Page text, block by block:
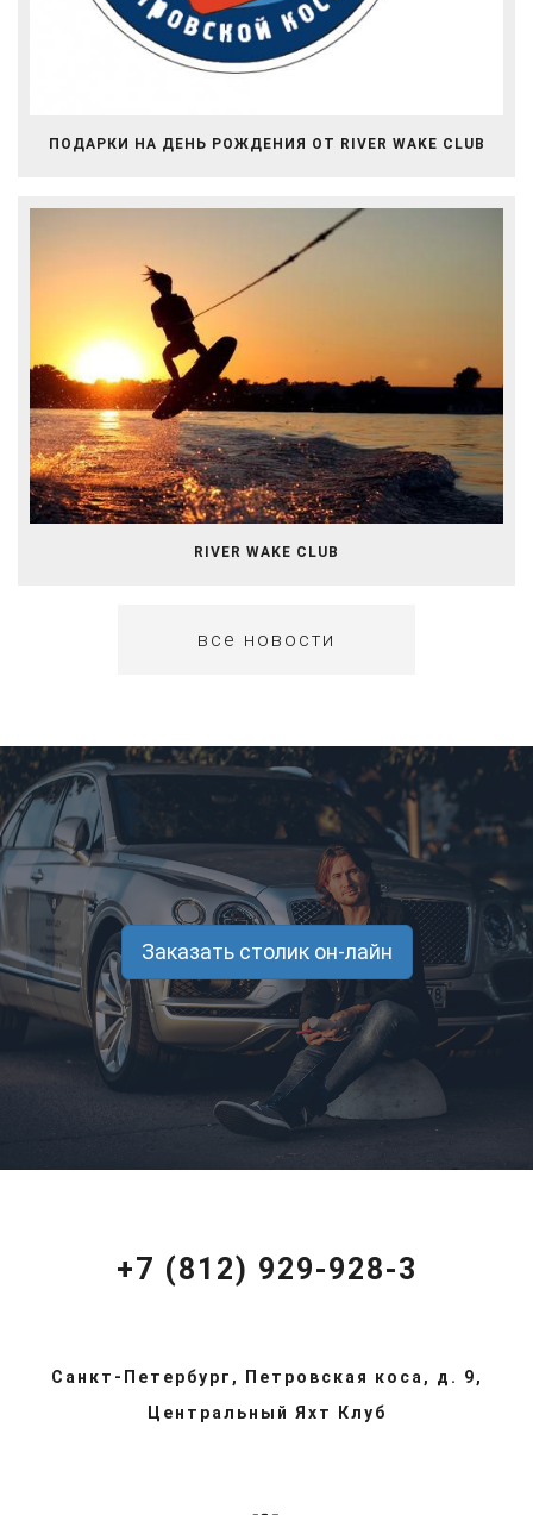
ПОДАРКИ НА ДЕНЬ РОЖДЕНИЯ ОТ RIVER WAKE CLUB
RIVER WAKE CLUB
все новости
Заказать столик он-лайн
+7 (812) 929-928-3
Санкт-Петербург, Петровская коса, д. 9,
Центральный Яхт Клуб